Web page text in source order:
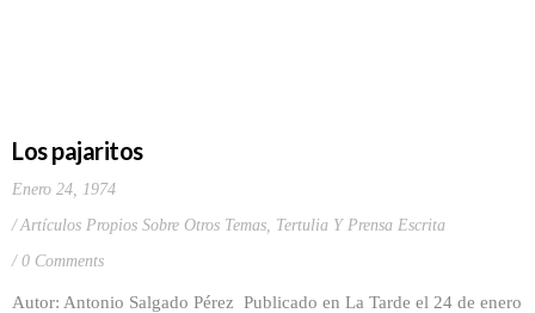
Los pajaritos
Enero 24, 1974
Artículos Propios Sobre Otros Temas, Tertulia Y Prensa Escrita
0 Comments
Autor: Antonio Salgado Pérez Publicado en La Tarde el 24 de enero